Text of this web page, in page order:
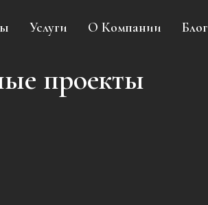
Услуги О Компании Блог
проекты